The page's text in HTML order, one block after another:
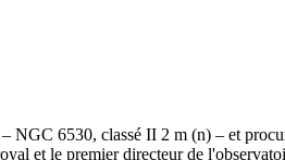
NGC 6530, classé II 2 m (n) – et
et le premier directeur de